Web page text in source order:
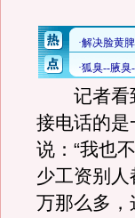
记者看到
接电话的
说：“我也
少工资别
万那么多，